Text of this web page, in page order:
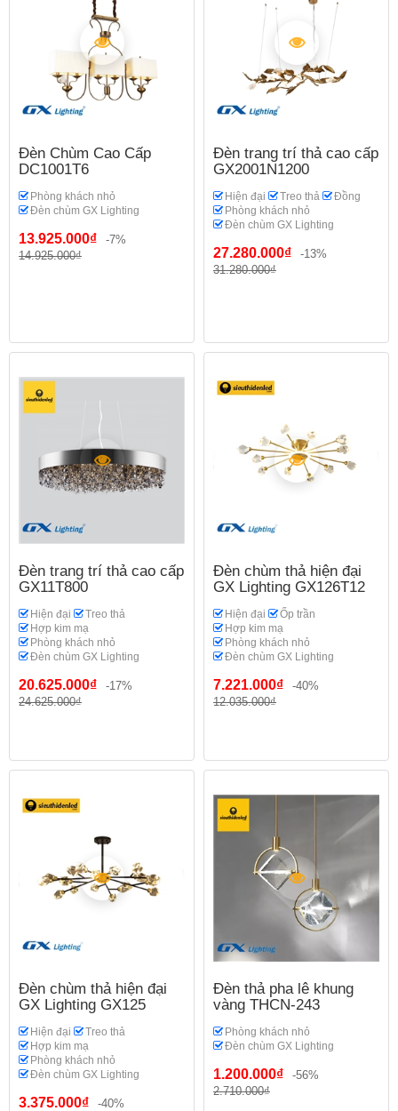
Đèn Chùm Cao Cấp
DC1001T6
Phòng khách nhỏ
Đèn chùm GX Lighting
13.925.000₫
-7%
14.925.000₫
Đèn trang trí thả cao cấp
GX2001N1200
Hiện đại Treo thả
Đồng
Phòng khách nhỏ
Đèn chùm GX Lighting
27.280.000₫
-13%
31.280.000₫
Đèn trang trí thả cao cấp
GX11T800
Hiện đại
Treo thả
Hợp kim mạ
Phòng khách nhỏ
Đèn chùm GX Lighting
20.625.000₫
-17%
24.625.000₫
Đèn chùm thả hiện đại
GX Lighting GX126T12
Hiện đại
Ốp trần
Hợp kim mạ
Phòng khách nhỏ
Đèn chùm GX Lighting
7.221.000₫
-40%
12.035.000₫
Đèn chùm thả hiện đại
GX Lighting GX125
Hiện đại
Treo thả
Hợp kim mạ
Phòng khách nhỏ
Đèn chùm GX Lighting
3.375.000₫
-40%
Đèn thả pha lê khung
vàng THCN-243
Phòng khách nhỏ
Đèn chùm GX Lighting
1.200.000₫
-56%
2.710.000₫